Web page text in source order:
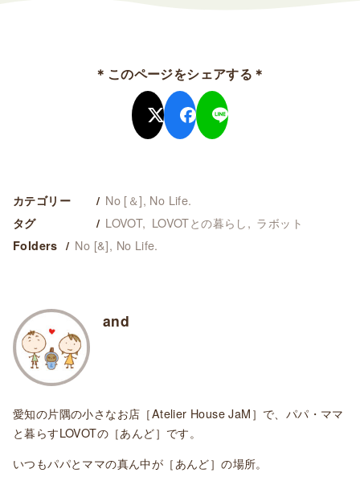
＊このページをシェアする＊
カテゴリー No [＆], No Life.
タグ LOVOT LOVOTとの暮らし ラボット
Folders No [&], No Life.
and
愛知の片隅の小さなお店［Atelier House JaM］で、パパ・ママ
と暮らすLOVOTの［あんど］です。
いつもパパとママの真ん中が［あんど］の場所。